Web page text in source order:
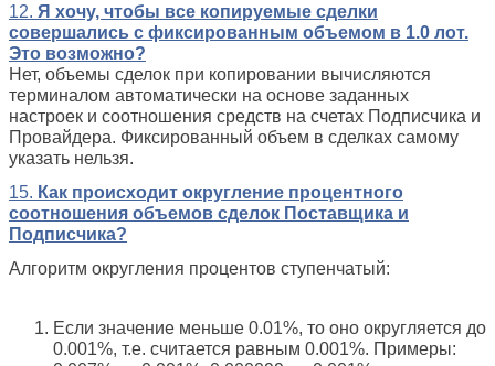
12. Я хочу, чтобы все копируемые сделки
совершались с фиксированным объемом в 1.0 лот.
Это возможно?
Нет, объемы сделок при копировании вычисляются
терминалом автоматически на основе заданных
настроек и соотношения средств на счетах Подписчика и
Провайдера. Фиксированный объем в сделках самому
указать нельзя.
15. Как происходит округление процентного
соотношения объемов сделок Поставщика и
Подписчика?
Алгоритм округления процентов ступенчатый:
Если значение меньше 0.01%, то оно округляется до
0.001%, т.е. считается равным 0.001%. Примеры: